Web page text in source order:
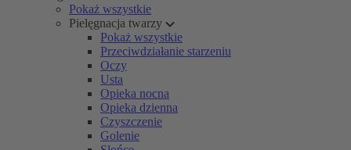
Pokaż wszystkie
Pielęgnacja twarzy
Pokaż wszystkie
Przeciwdziałanie starzeniu
Oczy
Usta
Opieka nocna
Opieka dzienna
Czyszczenie
Golenie